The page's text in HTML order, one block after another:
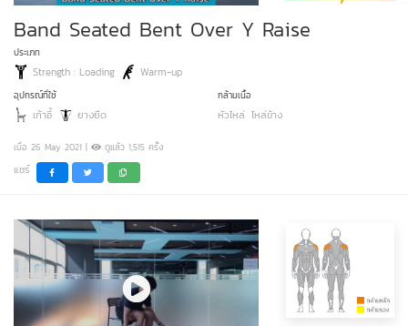
Band Seated Bent Over Y Raise
ประเภท
Strength : Loading Warm-up
อุปกรณ์ที่ใช้
เก้าอี้ ยางยืด
กล้ามเนื้อ
หัวไหล่ ไหล่ข้าง
เมื่อ 26 May 2021 | ดูแล้ว 1,515 ครั้ง
แชร์